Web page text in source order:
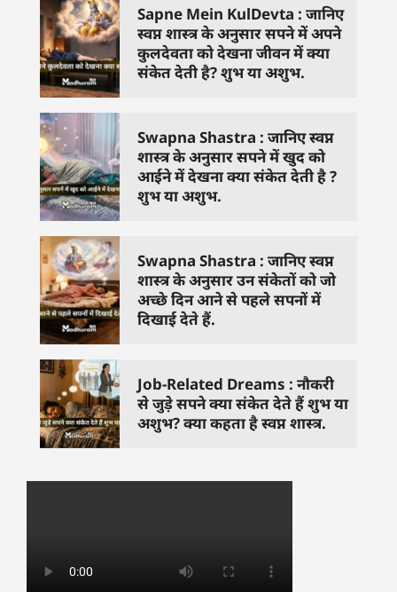
Sapne Mein KulDevta : जानिए
स्वप्न शास्त्र के अनुसार सपने में अपने
कुलदेवता को देखना जीवन में क्या
संकेत देती है? शुभ या अशुभ.
Swapna Shastra : जानिए स्वप्न
शास्त्र के अनुसार सपने में खुद को
आईने में देखना क्या संकेत देती है ?
शुभ या अशुभ.
Swapna Shastra : जानिए स्वप्न
शास्त्र के अनुसार उन संकेतों को जो
अच्छे दिन आने से पहले सपनों में
दिखाई देते हैं.
Job-Related Dreams : नौकरी
से जुड़े सपने क्या संकेत देते हैं शुभ या
अशुभ? क्या कहता है स्वप्न शास्त्र.